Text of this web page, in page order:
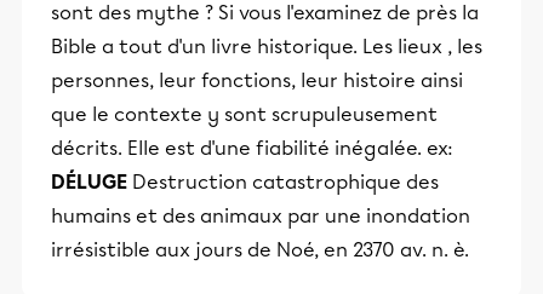
sont des mythe ? Si vous l'examinez de près la
Bible a tout d'un livre historique. Les lieux , les
personnes, leur fonctions, leur histoire ainsi
que le contexte y sont scrupuleusement
décrits. Elle est d'une fiabilité inégalée. ex:
DÉLUGE Destruction catastrophique des
humains et des animaux par une inondation
irrésistible aux jours de Noé, en 2370 av. n. è.